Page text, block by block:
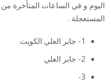
اليوم و في الساعات المتأخرة من
المستعجلة .
1- جابر العلي الكويت
2- جابر العلي
3-